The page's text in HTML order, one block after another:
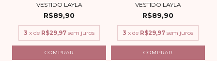
VESTIDO LAYLA
R$89,90
3 x de R$29,97 sem juros
COMPRAR
VESTIDO LAYLA
R$89,90
3 x de R$29,97 sem juros
COMPRAR